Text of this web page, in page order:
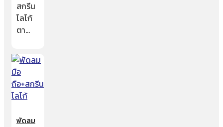
สกรีน
โลโก้
ตา…
พัดลม